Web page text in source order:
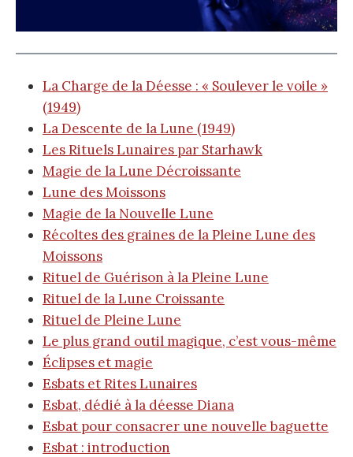
La Charge de la Déesse : « Soulever le voile »
(1949)
La Descente de la Lune (1949)
Les Rituels Lunaires par Starhawk
Magie de la Lune Décroissante
Lune des Moissons
Magie de la Nouvelle Lune
Récoltes des graines de la Pleine Lune des
Moissons
Rituel de Guérison à la Pleine Lune
Rituel de la Lune Croissante
Rituel de Pleine Lune
Le plus grand outil magique, c’est vous-même
Éclipses et magie
Esbats et Rites Lunaires
Esbat, dédié à la déesse Diana
Esbat pour consacrer une nouvelle baguette
Esbat : introduction